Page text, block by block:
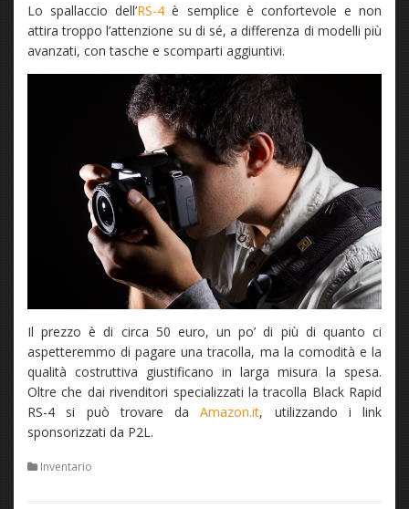
Lo spallaccio dell’RS-4 è semplice è confortevole e non
attira troppo l’attenzione su di sé, a differenza di modelli più
avanzati, con tasche e scomparti aggiuntivi.
Il prezzo è di circa 50 euro, un po’ di più di quanto ci
aspetteremmo di pagare una tracolla, ma la comodità e la
qualità costruttiva giustificano in larga misura la spesa.
Oltre che dai rivenditori specializzati la tracolla Black Rapid
RS-4 si può trovare daAmazon.it, utilizzando i link
sponsorizzati da P2L.
Inventario